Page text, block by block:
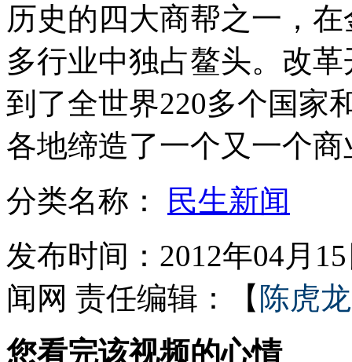
朝阅兵展示最先进弹道导弹部队
朝鲜徒步方队受阅踢跳跃式正步
女孩北京地铁殴打老人 痛下狠手拳打脚踢
无痛分娩是否安全 医生回应
历史的四大商帮之一，
多行业中独占鳌头。改
到了全世界220多个国家
各地缔造了一个又一个
分类名称：
民生新闻
发布时间：2012年04月
闻网 责任编辑：【 陈虎龙
您看完该视频的心情